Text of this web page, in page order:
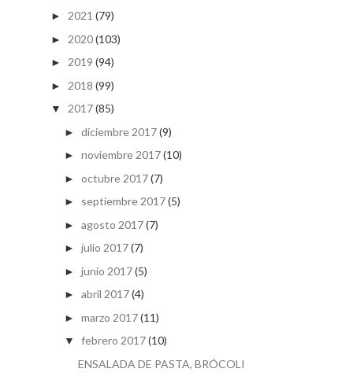
► 2021 (79)
► 2020(103)
► 2019 (94)
► 2018 (99)
▼ 2017(85)
► diciembre 2017(9)
► noviembre 2017(10)
► octubre 2017(7)
► septiembre 2017(5)
► agosto 2017(7)
► julio 2017(7)
► junio 2017(5)
► abril 2017(4)
► marzo 2017(11)
▼ febrero 2017(10)
ENSALADA DE PASTA, BRÓCOLI